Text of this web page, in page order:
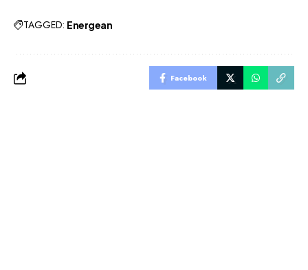
TAGGED: Energean
Facebook